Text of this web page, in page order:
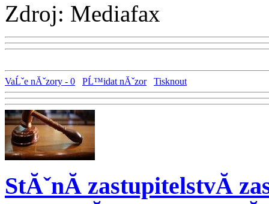
Zdroj: Mediafax
VaĹˇe nĂˇzory - 0 PĹ™idat nĂˇzor Tisknout
StĂˇnĂ­ zastupitelstvĂ­